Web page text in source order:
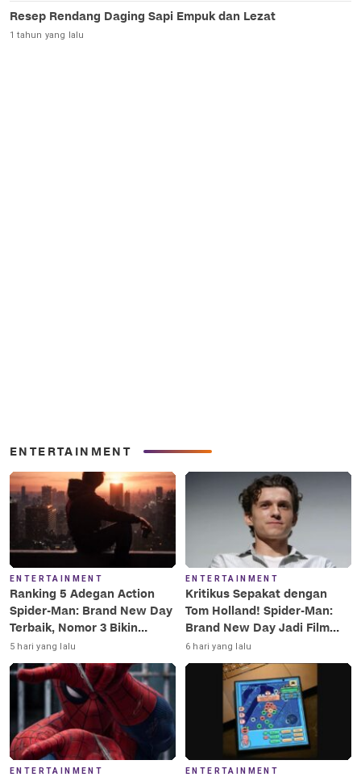
Resep Rendang Daging Sapi Empuk dan Lezat
1 tahun yang lalu
ENTERTAINMENT
ENTERTAINMENT
Ranking 5 Adegan Action
Spider-Man: Brand New Day
Terbaik, Nomor 3 Bikin
Terkesima!
5 hari yang lalu
ENTERTAINMENT
Kritikus Sepakat dengan
Tom Holland! Spider-Man:
Brand New Day Jadi Film
Terbaik Era MCU
6 hari yang lalu
ENTERTAINMENT ENTERTAINMENT